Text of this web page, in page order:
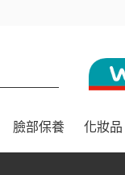
臉部保養 化妝品